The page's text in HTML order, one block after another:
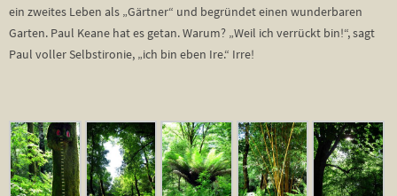
ein zweites Leben als „Gärtner“ und begründet einen wunderbaren
Garten. Paul Keane hat es getan. Warum? „Weil ich verrückt bin!“, sagt
Paul voller Selbstironie, „ich bin eben Ire.“ Irre!